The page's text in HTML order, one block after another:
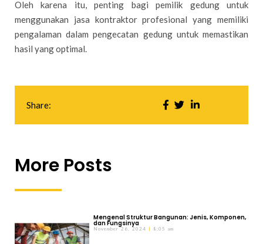
Oleh karena itu, penting bagi pemilik gedung untuk
menggunakan jasa kontraktor profesional yang memiliki
pengalaman dalam pengecatan gedung untuk memastikan
hasil yang optimal.
Share:
More Posts
Mengenal Struktur Bangunan: Jenis, Komponen,
dan Fungsinya
November 26, 2024 8:05 am